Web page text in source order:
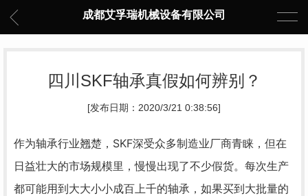
成都艾孚瑞机械设备有限公司
四川SKF轴承真假如何辨别？
[发布日期：2020/3/21 0:38:56]
作为轴承行业翘楚，SKF深受众多制造业厂商青睐，但在
日益壮大的市场规模里，慢慢出现了不少假货。每次生产
都可能用到大大小小成百上千的轴承，如果买到大批量的